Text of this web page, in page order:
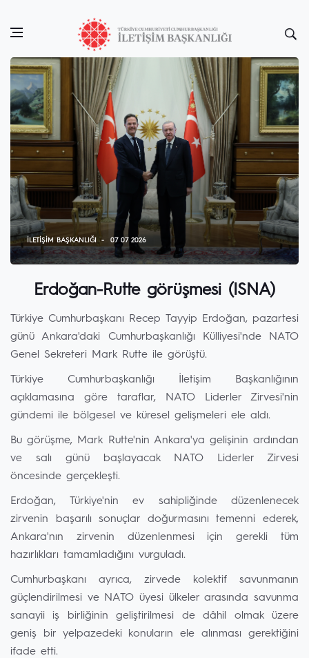
İLETIŞIM BAŞKANLIĞI 07 07 2026
Erdoğan-Rutte görüşmesi (ISNA)
Türkiye Cumhurbaşkanı Recep Tayyip Erdoğan, pazartesi
günü Ankara'daki Cumhurbaşkanlığı Külliyesi'nde NATO
Genel Sekreteri Mark Rutte ile görüştü.
Türkiye Cumhurbaşkanlığı İletişim Başkanlığının
açıklamasına göre taraflar, NATO Liderler Zirvesi'nin
gündemi ile bölgesel ve küresel gelişmeleri ele aldı.
Bu görüşme, Mark Rutte'nin Ankara'ya gelişinin ardından
ve salı günü başlayacak NATO Liderler Zirvesi
öncesinde gerçekleşti.
Erdoğan, Türkiye'nin ev sahipliğinde düzenlenecek
zirvenin başarılı sonuçlar doğurmasını temenni ederek,
Ankara'nın zirvenin düzenlenmesi için gerekli tüm
hazırlıkları tamamladığını vurguladı.
Cumhurbaşkanı ayrıca, zirvede kolektif savunmanın
güçlendirilmesi ve NATO üyesi ülkeler arasında savunma
sanayii iş birliğinin geliştirilmesi de dâhil olmak üzere
geniş bir yelpazedeki konuların ele alınması gerektiğini
ifade etti.